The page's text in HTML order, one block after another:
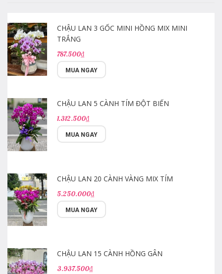
CHẬU LAN 3 GỐC MINI HỒNG MIX MINI
TRẮNG
787.500₫
MUA NGAY
CHẬU LAN 5 CÀNH TÍM ĐỘT BIẾN
1.312.500₫
MUA NGAY
CHẬU LAN 20 CÀNH VÀNG MIX TÍM
5.250.000₫
MUA NGAY
CHẬU LAN 15 CÀNH HỒNG GÂN
3.937.500₫